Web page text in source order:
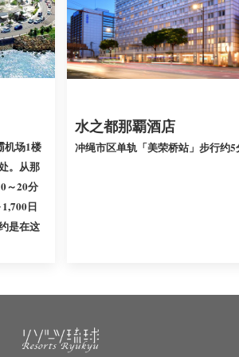
机场1楼
。从那
～20分
日
是在这
水之都那覇酒店
冲绳市区单轨「美荣桥站」步行约5